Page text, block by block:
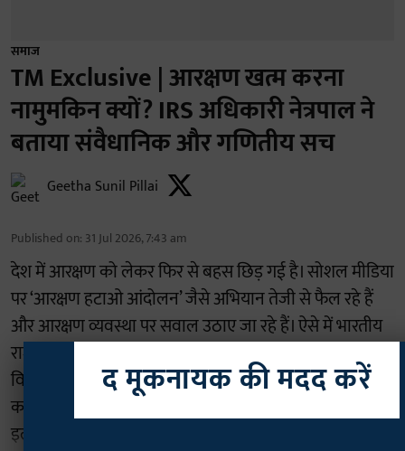
समाज
TM Exclusive | आरक्षण खत्म करना
नामुमकिन क्यों? IRS अधिकारी नेत्रपाल ने
बताया संवैधानिक और गणितीय सच
Geetha Sunil Pillai
Published on: 31 Jul 2026, 7:43 am
देश में आरक्षण को लेकर फिर से बहस छिड़ गई है। सोशल मीडिया
पर ‘आरक्षण हटाओ आंदोलन’ जैसे अभियान तेजी से फैल रहे हैं
और आरक्षण व्यवस्था पर सवाल उठाए जा रहे हैं। ऐसे में भारतीय
राजस्व सेवा (IRS) अधिकारी एम.एस. नेत्रपाल ने एक महत्वपूर्ण
विश्लेषण पेश किया है। उन्होंने साफ कहा है कि आरक्षण को खत्म
करना लगभग नामुमकिन है। नेत्रपाल ने आईआईटी मद्रास से
इलेक्ट्रिकल इंजीनियरिंग में बी-टेक और आईआईएम बैंगलोर ...
द मूकनायक की मदद करें